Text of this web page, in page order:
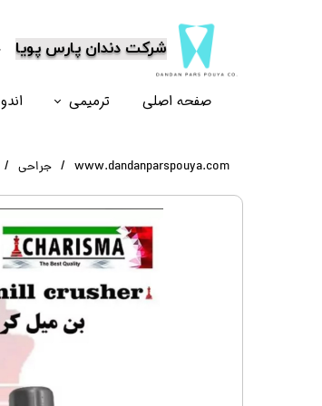
​شرکت دندان پارس پویا
صفحه اصلی ترمیمی اندو
www.dandanparspouya.com جراحی